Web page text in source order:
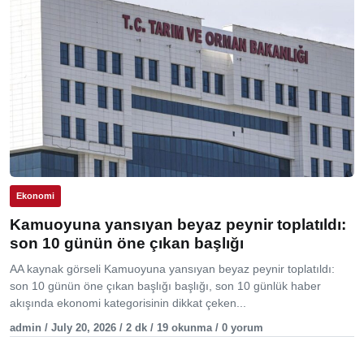
Ekonomi
Kamuoyuna yansıyan beyaz peynir toplatıldı:
son 10 günün öne çıkan başlığı
AA kaynak görseli Kamuoyuna yansıyan beyaz peynir toplatıldı:
son 10 günün öne çıkan başlığı başlığı, son 10 günlük haber
akışında ekonomi kategorisinin dikkat çeken...
admin / July 20, 2026 / 2 dk / 19 okunma / 0 yorum